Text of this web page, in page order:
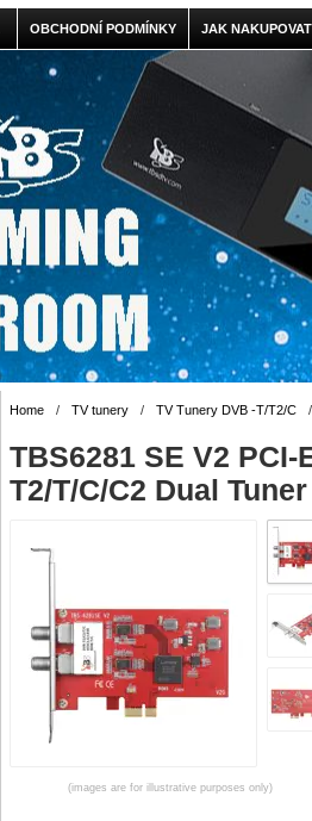
OBCHODNÍ PODMÍNKY JAK NAKUPOVAT
Home / TV tunery / TV Tunery DVB -T/T2/C /
TBS6281 SE V2 PCI-
T2/T/C/C2 Dual
(images are for illustrative purposes only)